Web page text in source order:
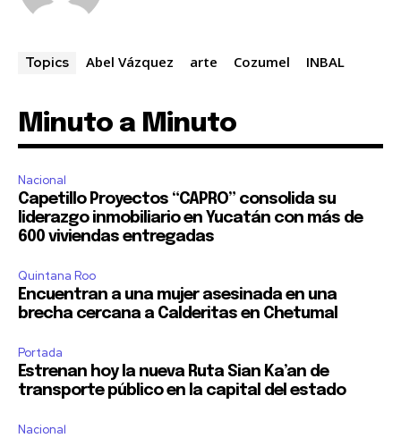
Topics Abel Vázquez arte Cozumel INBAL
Minuto a Minuto
Nacional
Capetillo Proyectos “CAPRO” consolida su
liderazgo inmobiliario en Yucatán con más de
600 viviendas entregadas
Quintana Roo
Encuentran a una mujer asesinada en una
brecha cercana a Calderitas en Chetumal
Portada
Estrenan hoy la nueva Ruta Sian Ka’an de
transporte público en la capital del estado
Nacional